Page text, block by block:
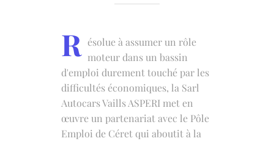
R ésolue à assumer un rôle
moteur dans un bassin
d'emploi durement touché par les
difficultés économiques, la Sarl
Autocars Vaills ASPERI met en
œuvre un partenariat avec le Pôle
Emploi de Céret qui aboutit à la